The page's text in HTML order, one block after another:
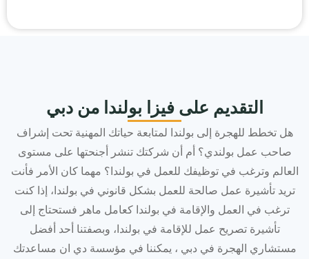
التقديم على فيزا بولندا من دبي
هل تخطط للهجرة إلى بولندا لمتابعة حياتك المهنية تحت إشراف
صاحب عمل بولندي؟ أم أن شركتك تنشر أجنحتها على مستوى
العالم وترغب في توظيفك للعمل في بولندا؟ مهما كان الأمر فأنت
تريد تأشيرة عمل صالحة للعمل بشكل قانوني في بولندا، إذا كنت
ترغب في العمل والإقامة في بولندا كعامل ماهر فستحتاج إلى
تأشيرة تصريح عمل للإقامة في بولندا، وبصفتنا أحد أفضل
مستشاري الهجرة في دبي ، يمكننا في مؤسسة دي ان مساعدتك